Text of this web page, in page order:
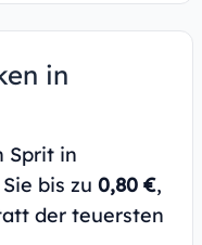
in
Sprit in
bis zu 0,80 €,
der teuersten